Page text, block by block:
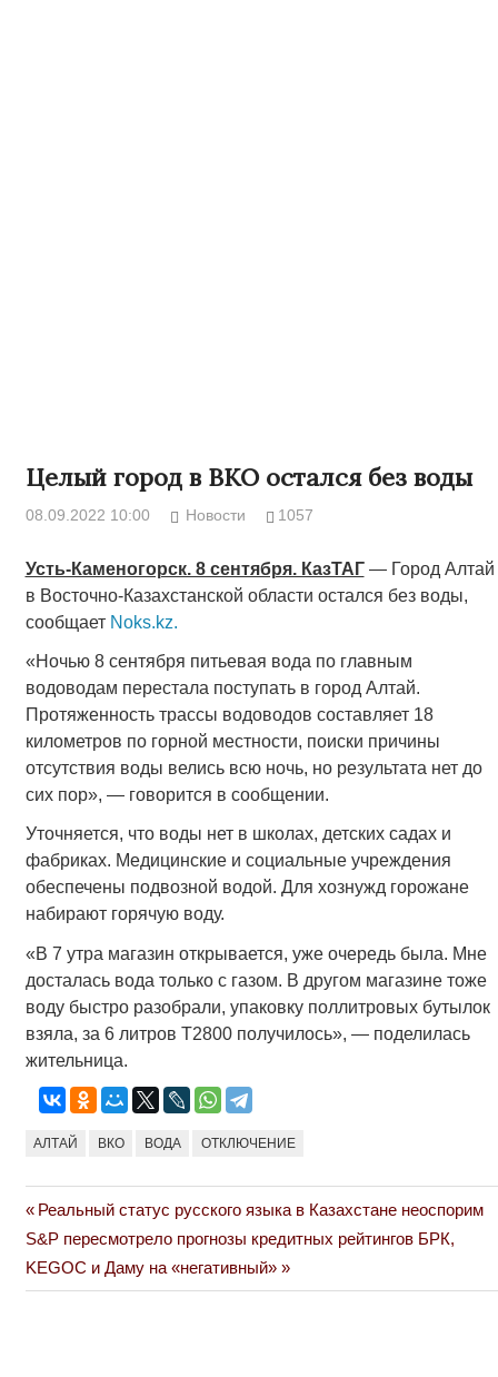
Целый город в ВКО остался без воды
08.09.2022 10:00 Новости 1057
Усть-Каменогорск. 8 сентября. КазТАГ— Город Алтай
в Восточно-Казахстанской области остался без воды,
сообщает Noks.kz.
«Ночью 8 сентября питьевая вода по главным
водоводам перестала поступать в город Алтай.
Протяженность трассы водоводов составляет 18
километров по горной местности, поиски причины
отсутствия воды велись всю ночь, но результата нет до
сих пор», — говорится в сообщении.
Уточняется, что воды нет в школах, детских садах и
фабриках. Медицинские и социальные учреждения
обеспечены подвозной водой. Для хознужд горожане
набирают горячую воду.
«В 7 утра магазин открывается, уже очередь была. Мне
досталась вода только с газом. В другом магазине тоже
воду быстро разобрали, упаковку поллитровых бутылок
взяла, за 6 литров Т2800 получилось», — поделилась
жительница.
АЛТАЙ ВКО ВОДА ОТКЛЮЧЕНИЕ
Навигация
по
Previous
Post:
Реальный статус русского языка в Казахстане неоспорим
Next
Post:
S&P пересмотрело прогнозы кредитных рейтингов БРК,
KEGOC и Даму на «негативный»